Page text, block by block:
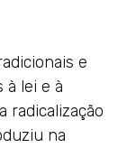
e
à lei e à
radicalização
na